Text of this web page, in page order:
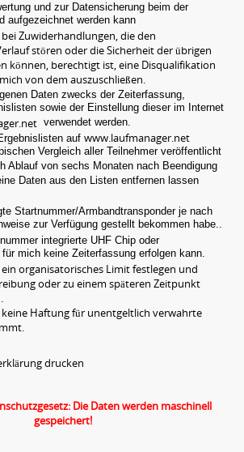
und zur Datensicherung beim der
aufgezeichnet werden kann
Zuwiderhandlungen, die den
stören oder die Sicherheit der übrigen
können, berechtigt ist, eine Disqualifikation
von dem auszuschließen.
Daten zwecks der Zeiterfassung,
sowie der Einstellung dieser im Internet
verwendet werden.
auf www.laufmanager.net
Vergleich aller Teilnehmer veröffentlicht
Ablauf von sechs Monaten nach Beendigung
Daten aus den Listen entfernen lassen
Startnummer/Armbandtransponder je nach
zur Verfügung gestellt bekommen habe..
integrierte UHF Chip oder
mich keine Zeiterfassung erfolgen kann.
organisatorisches Limit festlegen und
oder zu einem späteren Zeitpunkt
Haftung für unentgeltlich verwahrte
drucken
Die Daten werden maschinell
gespeichert!